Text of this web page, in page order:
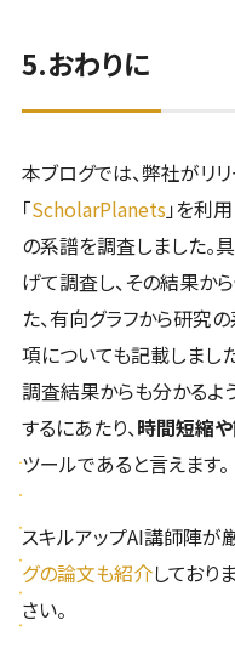
5.おわりに
本ブログでは、弊社がリ
「ScholarPlanets」を利
の系譜を調査しました。
げて調査し、その結果か
た、有向グラフから研究
項についても記載しました
調査結果からも分かるよ
するにあたり、時間短縮
ツールであると言えます。
スキルアップAI講師陣が
グの論文も紹介しており
さい。